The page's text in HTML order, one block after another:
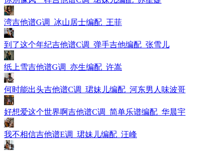
湾吉他谱G调_冰山居士编配_王菲
到了这个年纪吉他谱C调_弹手吉他编配_张雪儿
纸上雪吉他谱G调_亦生编配_许嵩
何时能出头吉他谱C调_珺妹儿编配_河东男人味波哥
好想爱这个世界啊吉他谱C调_简单乐谱编配_华晨宇
我不相信吉他谱E调_珺妹儿编配_汪峰